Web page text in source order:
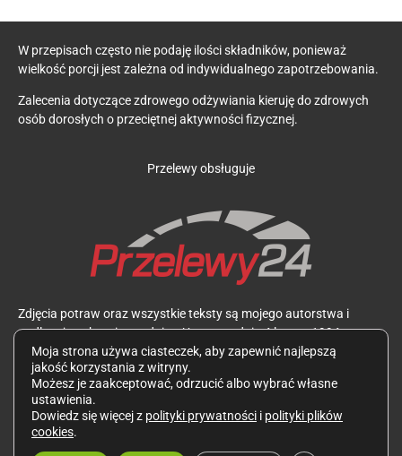
W przepisach często nie podaję ilości składników, ponieważ
wielkość porcji jest zależna od indywidualnego zapotrzebowania.
Zalecenia dotyczące zdrowego odżywiania kieruję do zdrowych
osób dorosłych o przeciętnej aktywności fizycznej.
Przelewy obsługuje
Zdjęcia potraw oraz wszystkie teksty są mojego autorstwa i
podlegają ochronie zgodnie z Ustawą z dnia 4 lutego 1994 r. o
prawie autorskim i prawach pokrewnych. Wykorzystywanie ich
bez mojej zgody jest zabronione.
Moja strona używa ciasteczek, aby zapewnić najlepszą
jakość korzystania z witryny.
Możesz je zaakceptować, odrzucić albo wybrać własne
ustawienia.
Dowiedz się więcej z polityki prywatności i polityki plików
cookies.